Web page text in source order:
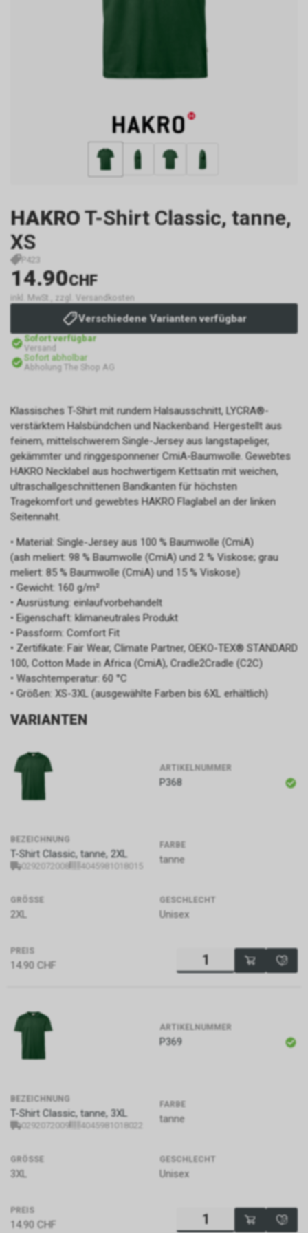
HAKROT-Shirt Classic, tanne,
XS
P423
14.90CHF
inkl. MwSt., zzgl. Versandkosten
Verschiedene Varianten verfügbar
Sofort verfügbar
Versand
Sofort abholbar
Abholung The Shop AG
Klassisches T-Shirt mit rundem Halsausschnitt, LYCRA®-
verstärktem Halsbündchen und Nackenband. Hergestellt aus
feinem, mittelschwerem Single-Jersey aus langstapeliger,
gekämmter und ringgesponnener CmiA-Baumwolle. Gewebtes
HAKRO Necklabel aus hochwertigem Kettsatin mit weichen,
ultraschallgeschnittenen Bandkanten für höchsten
Tragekomfort und gewebtes HAKRO Flaglabel an der linken
Seitennaht.
• Material: Single-Jersey aus 100 % Baumwolle (CmiA)
(ash meliert: 98 % Baumwolle (CmiA) und 2 % Viskose; grau
meliert: 85 % Baumwolle (CmiA) und 15 % Viskose)
• Gewicht: 160 g/m²
• Ausrüstung: einlaufvorbehandelt
• Eigenschaft: klimaneutrales Produkt
• Passform: Comfort Fit
• Zertifikate: Fair Wear, Climate Partner, OEKO-TEX® STANDARD
100, Cotton Made in Africa (CmiA), Cradle2Cradle (C2C)
• Waschtemperatur: 60 °C
• Größen: XS-3XL (ausgewählte Farben bis 6XL erhältlich)
VARIANTEN
ARTIKELNUMMER
P368
BEZEICHNUNG
T-Shirt Classic, tanne, 2XL
0292072008 4045981018015
FARBE
tanne
GRÖSSE
2XL
GESCHLECHT
Unisex
PREIS
14.90 CHF
ARTIKELNUMMER
P369
BEZEICHNUNG
T-Shirt Classic, tanne, 3XL
0292072009 4045981018022
FARBE
tanne
GRÖSSE
3XL
GESCHLECHT
Unisex
PREIS
14.90 CHF